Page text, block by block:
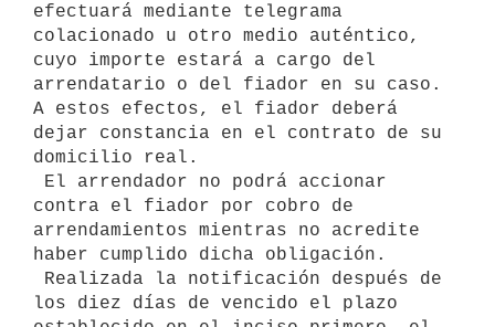
efectuará mediante telegrama
colacionado u otro medio auténtico,
cuyo importe estará a cargo del
arrendatario o del fiador en su caso.
A estos efectos, el fiador deberá
dejar constancia en el contrato de su
domicilio real.
contra el fiador por cobro de
arrendamientos mientras no acredite
haber cumplido dicha obligación.
los diez días de vencido el plazo